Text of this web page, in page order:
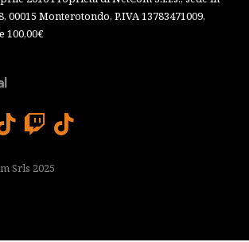
00015 Monterotondo, P.IVA 13783471009,
100,00€
Srls 2025